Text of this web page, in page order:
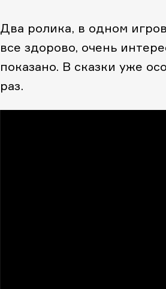
Два ролика, в одном
все здорово, очень
показано. В сказки уже
раз.